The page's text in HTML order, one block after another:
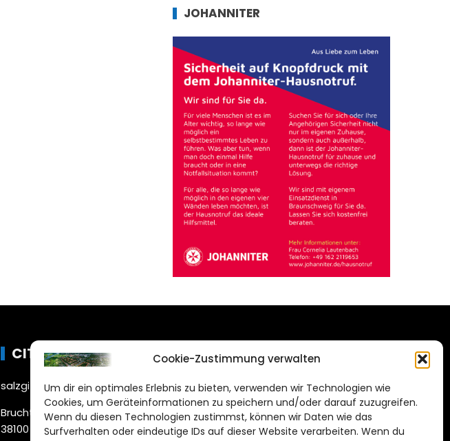
Cookie-Zustimmung verwalten
Um dir ein optimales Erlebnis zu bieten, verwenden wir Technologien wie
Cookies, um Geräteinformationen zu speichern und/oder darauf zuzugreifen.
Wenn du diesen Technologien zustimmst, können wir Daten wie das
Surfverhalten oder eindeutige IDs auf dieser Website verarbeiten. Wenn du
JOHANNITER
CITYLIFE!
salzgitter@citylifemedien.de
Bruchtorwall 12
38100 Braunschweig
DAS STADTMAGAZIN
FÜR SALZGITTER
Impressum
Datenschutzerklärung
Cookie Richtlinie